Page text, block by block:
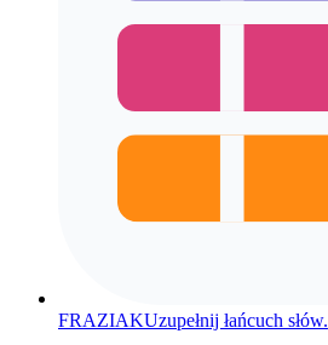
FRAZIAKUzupełnij łańcuch słów.